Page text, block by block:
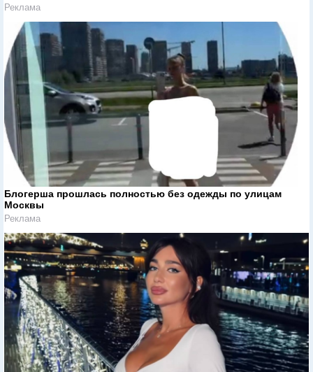
Реклама
Блогерша прошлась полностью без одежды по улицам
Москвы
Реклама